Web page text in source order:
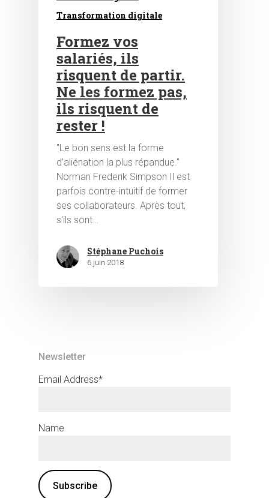
Transformation digitale
Formez vos
salariés, ils
risquent de partir.
Ne les formez pas,
ils risquent de
rester !
"Le bon sens est la forme
d'aliénation la plus répandue."
Norman Frederik Simpson Il est
parfois contre-intuitif de former
ses collaborateurs. Après tout,
s'ils sont…
Stéphane Puchois
6 juin 2018
Newsletter
Email Address*
Name